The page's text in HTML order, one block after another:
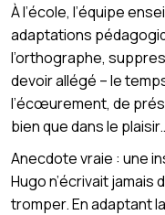
À l’école, l’équipe
adaptations
l’orthographe,
devoir allégé – le
l’écœurement, de
bien que dans le
Anecdote vraie : une
Hugo n’écrivait jamais
tromper. En adaptant